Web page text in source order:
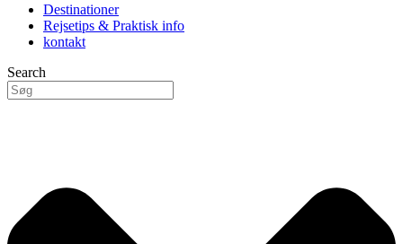
Destinationer
Rejsetips & Praktisk info
kontakt
Search